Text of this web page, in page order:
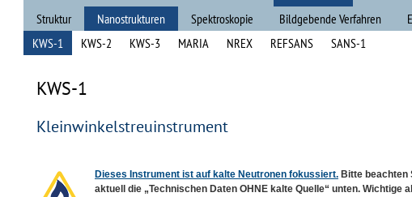
Struktur
Nanostrukturen
KWS-1
KWS-2 KWS-3 MARIA NREX REFSANS SANS-1
Spektroskopie Bildgebende Verfahren
Datenauswertung
KWS-1
Kleinwinkelstreuinstrument
Dieses Instrument ist auf kalte Neutronen fokussiert. Bitte beachten
aktuell die „Technischen Daten OHNE kalte Quelle“ unten. Wichtige